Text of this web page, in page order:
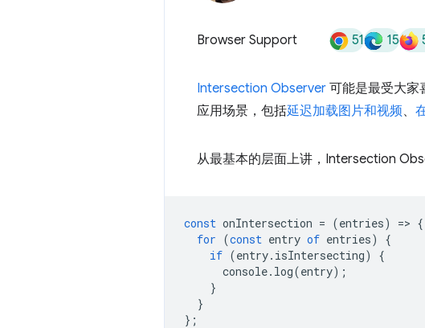
Browser Support 51 15
Intersection Observer 可能是最受大家
应用场景，包括延迟加载图片和视频、
从最基本的层面上讲，Intersection
const onIntersection = (entries) => {
for (const entry of entries)
{
if (entry. isIntersecting)
{
console. log(entry);
}
}
};